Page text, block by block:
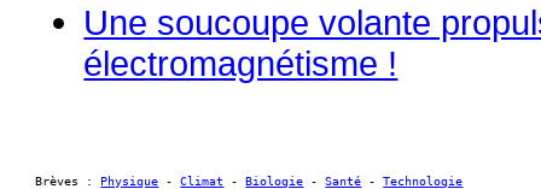
Une soucoupe volante
électromagnétisme !
Brèves : Physique - Climat - Biologie - Santé - Technologie